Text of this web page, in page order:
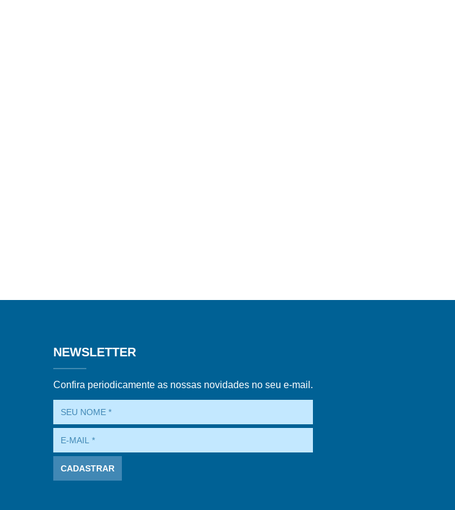
NEWSLETTER
Confira periodicamente as nossas novidades no seu e-mail.